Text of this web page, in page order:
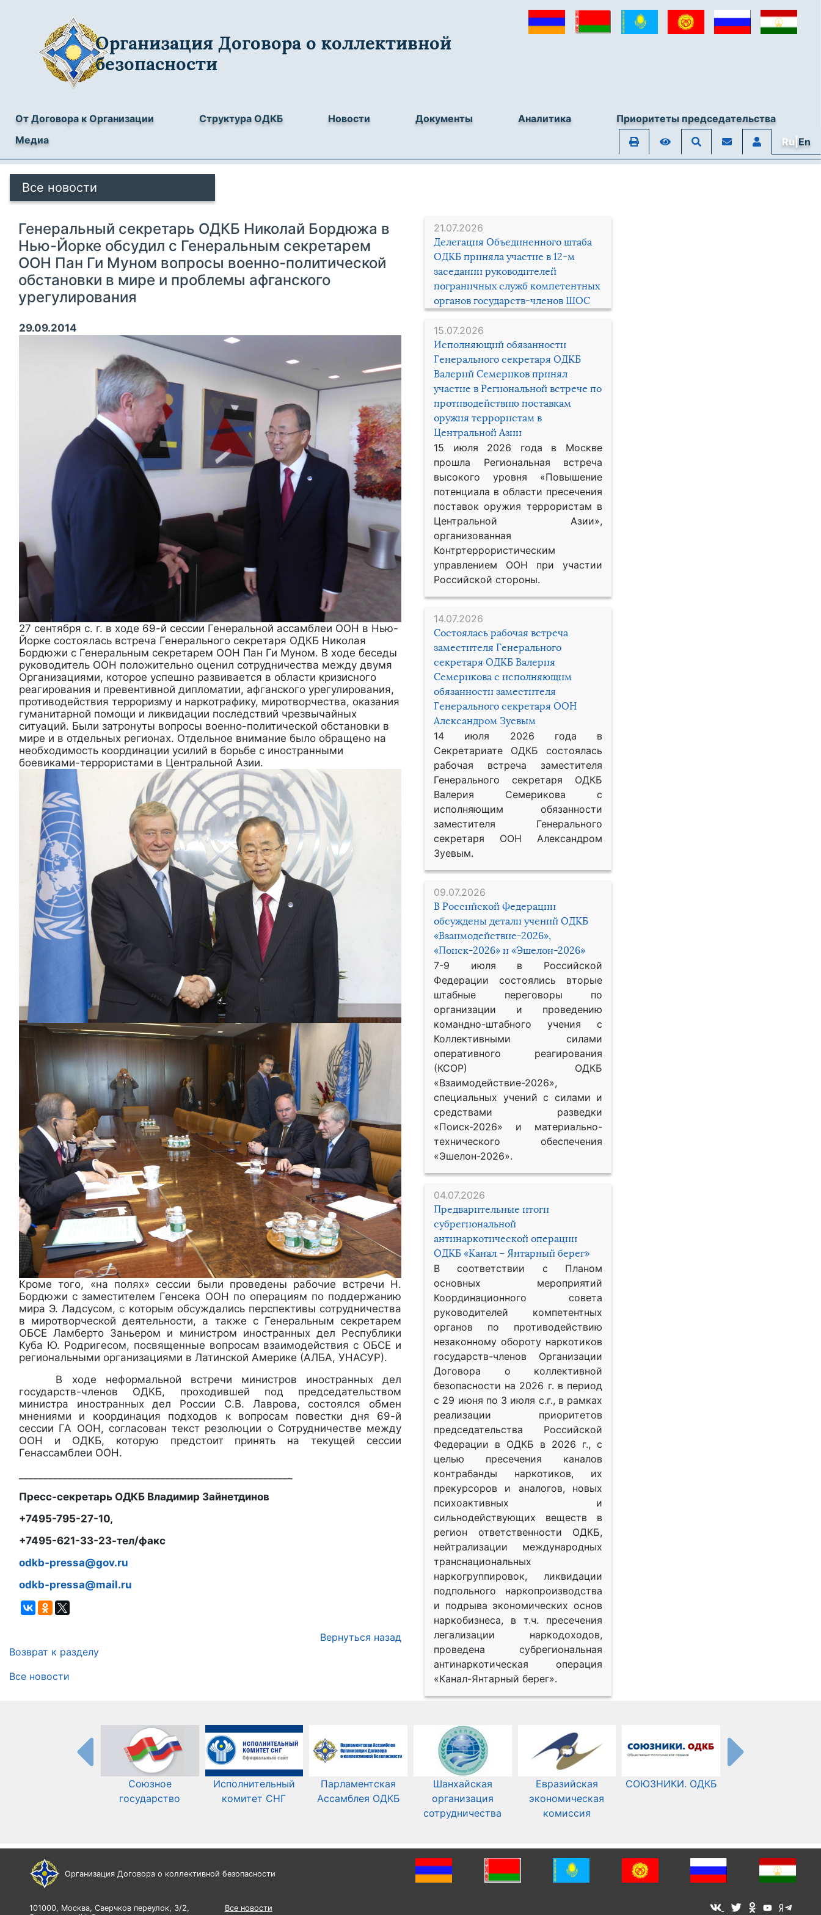
Организация Договора о коллективной
безопасности
От Договора к Организации Структура ОДКБ Новости Документы Аналитика
Приоритеты председательства
Медиа
Ru|En
Все новости
21.07.2026
Делегация Объединенного штаба
ОДКБ приняла участие в 12-м
заседании руководителей
пограничных служб компетентных
органов государств-членов ШОС
15.07.2026
Исполняющий обязанности
Генерального секретаря ОДКБ
Валерий Семериков принял
участие в Региональной встрече по
противодействию поставкам
оружия террористам в
Центральной Азии
15 июля 2026 года в Москве
прошла Региональная встреча
высокого уровня «Повышение
потенциала в области пресечения
поставок оружия террористам в
Центральной Азии»,
организованная
Контртеррористическим
управлением ООН при участии
Российской стороны.
14.07.2026
Состоялась рабочая встреча
заместителя Генерального
секретаря ОДКБ Валерия
Семерикова с исполняющим
обязанности заместителя
Генерального секретаря ООН
Александром Зуевым
14 июля 2026 года в
Секретариате ОДКБ состоялась
рабочая встреча заместителя
Генерального секретаря ОДКБ
Валерия Семерикова с
исполняющим обязанности
заместителя Генерального
секретаря ООН Александром
Зуевым.
09.07.2026
В Российской Федерации
обсуждены детали учений ОДКБ
«Взаимодействие-2026»,
«Поиск-2026» и «Эшелон-2026»
7-9 июля в Российской
Федерации состоялись вторые
штабные переговоры по
организации и проведению
командно-штабного учения с
Коллективными силами
оперативного реагирования
(КСОР) ОДКБ
«Взаимодействие-2026»,
специальных учений с силами и
средствами разведки
«Поиск-2026» и материально-
технического обеспечения
«Эшелон-2026».
04.07.2026
Предварительные итоги
субрегиональной
антинаркотической операции
ОДКБ «Канал – Янтарный берег»
В соответствии с Планом
основных мероприятий
Координационного совета
руководителей компетентных
органов по противодействию
незаконному обороту наркотиков
государств-членов Организации
Договора о коллективной
безопасности на 2026 г. в период
с 29 июня по 3 июля с.г., в рамках
реализации приоритетов
председательства Российской
Федерации в ОДКБ в 2026 г., с
целью пресечения каналов
контрабанды наркотиков, их
прекурсоров и аналогов, новых
психоактивных и
сильнодействующих веществ в
регион ответственности ОДКБ,
нейтрализации международных
транснациональных
наркогруппировок, ликвидации
подпольного наркопроизводства
и подрыва экономических основ
наркобизнеса, в т.ч. пресечения
легализации наркодоходов,
проведена субрегиональная
антинаркотическая операция
«Канал-Янтарный берег».
Генеральный секретарь ОДКБ Николай Бордюжа в
Нью-Йорке обсудил с Генеральным секретарем
ООН Пан Ги Муном вопросы военно-политической
обстановки в мире и проблемы афганского
урегулирования
29.09.2014
27 сентября с. г. в ходе 69-й сессии Генеральной ассамблеи ООН в Нью-
Йорке состоялась встреча Генерального секретаря ОДКБ Николая
Бордюжи с Генеральным секретарем ООН Пан Ги Муном. В ходе беседы
руководитель ООН положительно оценил сотрудничества между двумя
Организациями, которое успешно развивается в области кризисного
реагирования и превентивной дипломатии, афганского урегулирования,
противодействия терроризму и наркотрафику, миротворчества, оказания
гуманитарной помощи и ликвидации последствий чрезвычайных
ситуаций. Были затронуты вопросы военно-политической обстановки в
мире и в отдельных регионах. Отдельное внимание было обращено на
необходимость координации усилий в борьбе с иностранными
боевиками-террористами в Центральной Азии.
Кроме того, «на полях» сессии были проведены рабочие встречи Н.
Бордюжи с заместителем Генсека ООН по операциям по поддержанию
мира Э. Ладсусом, с которым обсуждались перспективы сотрудничества
в миротворческой деятельности, а также с Генеральным секретарем
ОБСЕ Ламберто Заньером и министром иностранных дел Республики
Куба Ю. Родригесом, посвященные вопросам взаимодействия с ОБСЕ и
региональными организациями в Латинской Америке (АЛБА, УНАСУР).
В ходе неформальной встречи министров иностранных дел
государств-членов ОДКБ, проходившей под председательством
министра иностранных дел России С.В. Лаврова, состоялся обмен
мнениями и координация подходов к вопросам повестки дня 69-й
сессии ГА ООН, согласован текст резолюции о Сотрудничестве между
ООН и ОДКБ, которую предстоит принять на текущей сессии
Генассамблеи ООН.
Пресс-секретарь ОДКБ Владимир Зайнетдинов
+7495-795-27-10,
+7495-621-33-23-тел/факс
odkb-pressa@gov.ru
odkb-pressa@mail.ru
Вернуться назад
Возврат к разделу
Все новости
Союзное
государство
Исполнительный
комитет СНГ
Парламентская
Ассамблея ОДКБ
Шанхайская
организация
сотрудничества
Евразийская
экономическая
комиссия
СОЮЗНИКИ. ОДКБ
Организация Договора о коллективной безопасности
101000, Москва, Сверчков переулок, 3/2,
Все новости